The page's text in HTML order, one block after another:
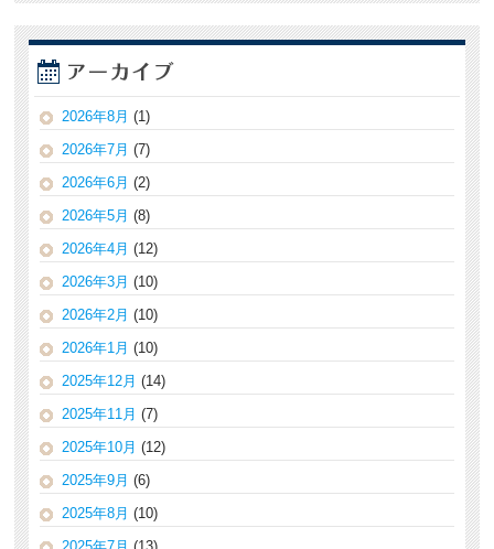
2026年8月 (1)
2026年7月 (7)
2026年6月 (2)
2026年5月 (8)
2026年4月 (12)
2026年3月 (10)
2026年2月 (10)
2026年1月 (10)
2025年12月 (14)
2025年11月 (7)
2025年10月 (12)
2025年9月 (6)
2025年8月 (10)